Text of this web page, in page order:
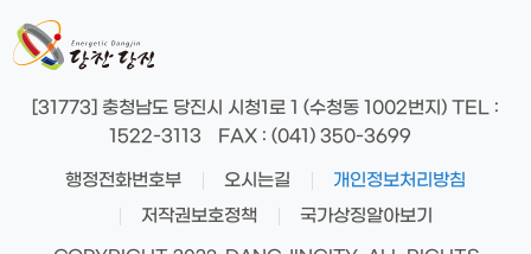
[31773] 충청남도 당진시 시청1로 1 (수청동 1002번지) TEL :
1522-3113
FAX: (041) 350-3699
행정전화번호부 오시는길
개인정보처리방침
저작권보호정책
국가상징알아보기